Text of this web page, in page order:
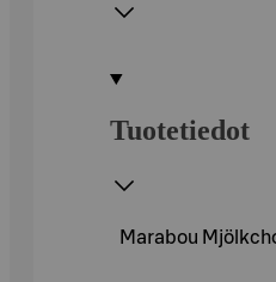
Tuotetiedot
Marabou